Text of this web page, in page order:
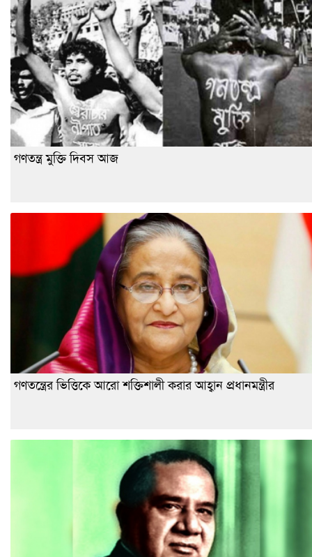
গণতন্ত্র মুক্তি দিবস আজ
গণতন্ত্রের ভিত্তিকে আরো শক্তিশালী করার আহ্বান প্রধানমন্ত্রীর